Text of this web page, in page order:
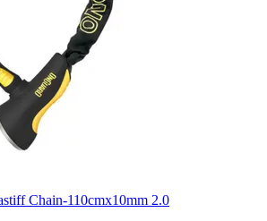
Chain-110cmx10mm 2.0